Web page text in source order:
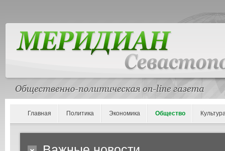
Главная Политика Экономика Общество